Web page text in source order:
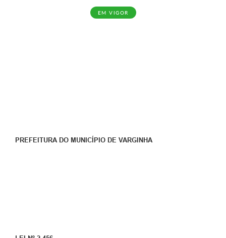
EM VIGOR
PREFEITURA DO MUNICÍPIO DE VARGINHA